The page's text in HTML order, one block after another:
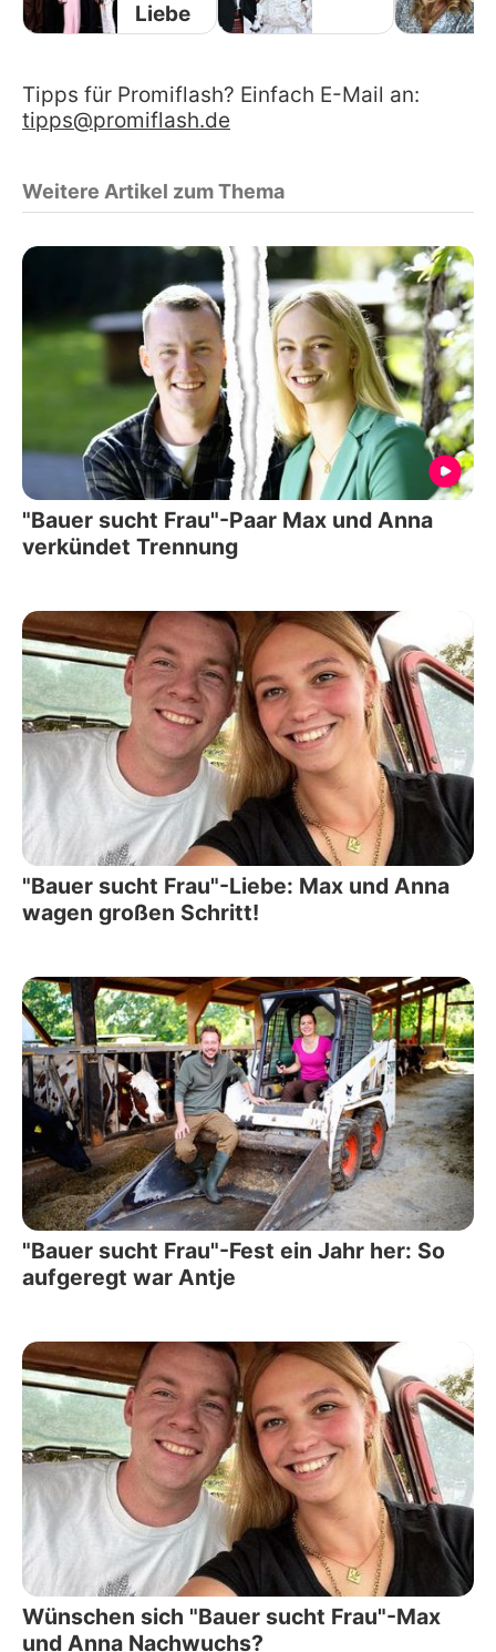
Liebe
Tipps für Promiflash? Einfach E-Mail an:
tipps@promiflash.de
Weitere Artikel zum Thema
"Bauer sucht Frau"-Paar Max und Anna
verkündet Trennung
"Bauer sucht Frau"-Liebe: Max und Anna
wagen großen Schritt!
"Bauer sucht Frau"-Fest ein Jahr her: So
aufgeregt war Antje
Wünschen sich "Bauer sucht Frau"-Max
und Anna Nachwuchs?